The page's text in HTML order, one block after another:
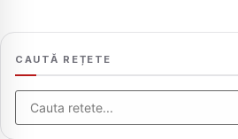
CAUTĂ REȚETE